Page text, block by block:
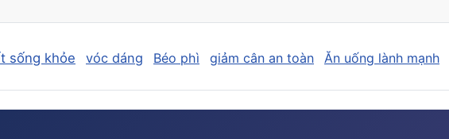
sống khỏe vóc dáng Béo phì giảm cân an toàn Ăn uống lành mạnh